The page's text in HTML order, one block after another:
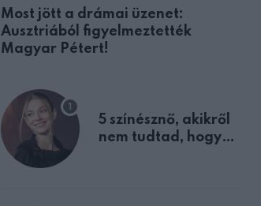
Most jött a drámai üzenet:
Ausztriából figyelmeztették
Magyar Pétert!
5 színésznő, akikről
nem tudtad, hogy